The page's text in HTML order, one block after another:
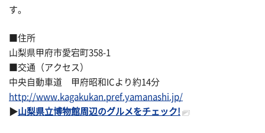
す。
■住所
山梨県甲府市愛宕町358-1
■交通（アクセス）
中央自動車道 甲府昭和ICより約14分
http://www.kagakukan.pref.yamanashi.jp/
▶山梨県立博物館周辺のグルメをチェック!